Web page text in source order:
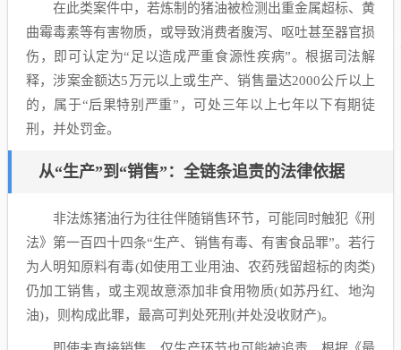
在此类案件中，若炼制的猪油被检测出重金属超标、黄
曲霉毒素等有害物质，或导致消费者腹泻、呕吐甚至器官损
伤，即可认定为“足以造成严重食源性疾病”。根据司法解
释，涉案金额达5万元以上或生产、销售量达2000公斤以上
的，属于“后果特别严重”，可处三年以上七年以下有期徒
刑，并处罚金。
从“生产”到“销售”：全链条追责的法律依据
非法炼猪油行为往往伴随销售环节，可能同时触犯《刑
法》第一百四十四条“生产、销售有毒、有害食品罪”。若行
为人明知原料有毒(如使用工业用油、农药残留超标的肉类)
仍加工销售，或主观故意添加非食用物质(如苏丹红、地沟
油)，则构成此罪，最高可判处死刑(并处没收财产)。